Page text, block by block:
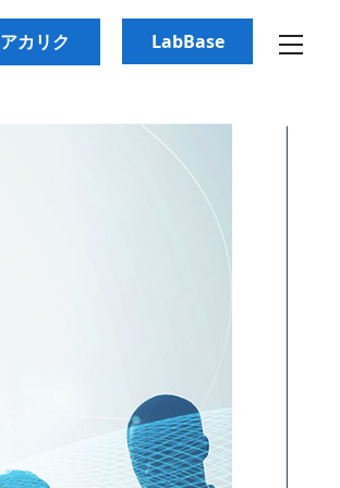
アカリク LabBase